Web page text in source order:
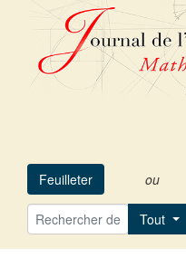
Feuilleter ou
Tout